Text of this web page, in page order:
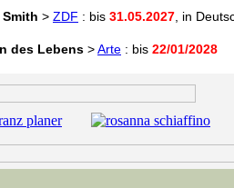
> ZDF : bis 31.05.2027 , in
des Lebens >Arte : bis 22/01/2028